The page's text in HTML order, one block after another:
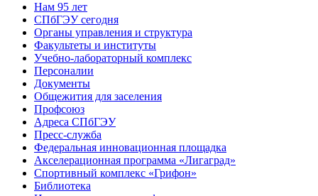
Нам 95 лет
СПбГЭУ сегодня
Органы управления и структура
Факультеты и институты
Учебно-лабораторный комплекс
Персоналии
Документы
Общежития для заселения
Профсоюз
Адреса СПбГЭУ
Пресс-служба
Федеральная инновационная площадка
Акселерационная программа «Лигаград»­­
Спортивный комплекс «Грифон»
Библиотека